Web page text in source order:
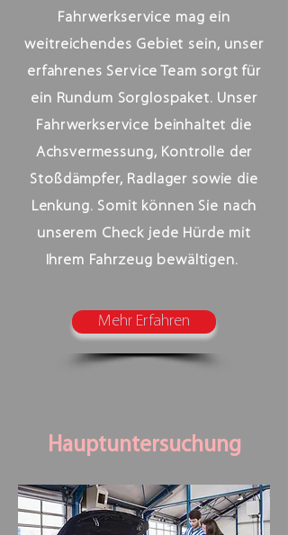
Fahrwerkservice mag ein
weitreichendes Gebiet sein, unser
erfahrenes Service Team sorgt für
ein Rundum Sorglospaket. Unser
Fahrwerkservice beinhaltet die
Achsvermessung, Kontrolle der
Stoßdämpfer, Radlager sowie die
Lenkung. Somit können Sie nach
unserem Check jede Hürde mit
Ihrem Fahrzeug bewältigen.
Mehr Erfahren
Hauptuntersuchung